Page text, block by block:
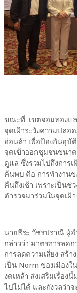
ขณะที่ เขตจอมทองแล
จุดเฝ้าระวังความปลอ
อ่อนล้า เพื่อป้องกันอุบั
จุดเข้าออกชุมชนขนา
ดูแล ซึ่งรวมไปถึงการ
ค้นพบ คือ การทำงานข
คืนถึงเช้า เพราะเป็นช่
ตำรวจมาร่วมในจุดเฝ้
นายธีระ วัชรปราณี ผู้อ
กล่าวว่า มาตรการลด
การลดความเสี่ยง สร้
เป็น Norm ของเมือง
งดเหล้า ส่งเสริมเรื่อง
ไปไม่ได้ และกังวลว่า